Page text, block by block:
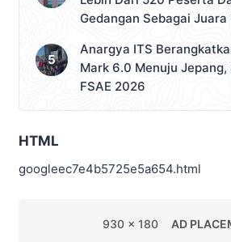
Gedangan Sebagai Juara
Anargya ITS
Mark 6.0 Menuju Jepang,
FSAE 2026
HTML
googleec7e4b5725e5a654.html
930 x 180 AD